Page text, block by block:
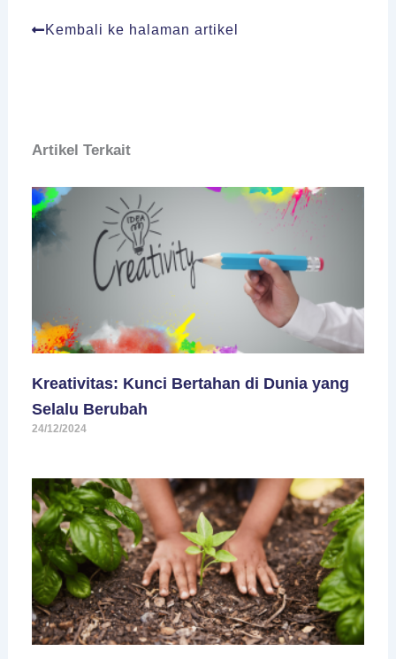
Kembali ke halaman artikel
Artikel Terkait
Kreativitas: Kunci Bertahan di Dunia yang
Selalu Berubah
24/12/2024